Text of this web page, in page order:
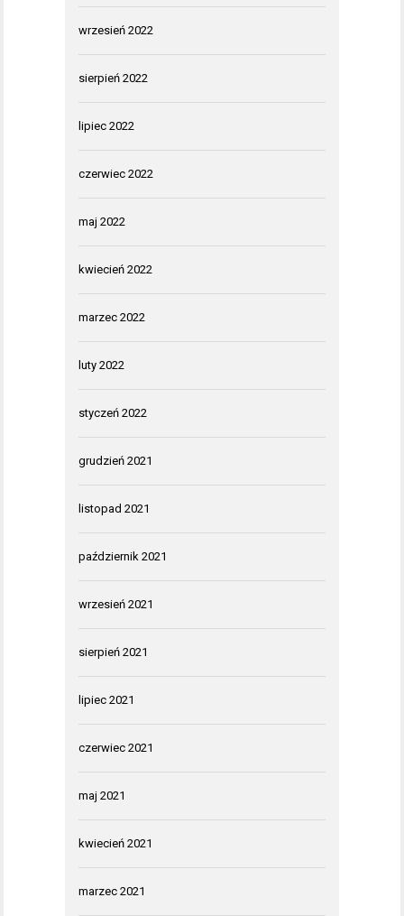
wrzesień 2022
sierpień 2022
lipiec 2022
czerwiec 2022
maj 2022
kwiecień 2022
marzec 2022
luty 2022
styczeń 2022
grudzień 2021
listopad 2021
październik 2021
wrzesień 2021
sierpień 2021
lipiec 2021
czerwiec 2021
maj 2021
kwiecień 2021
marzec 2021